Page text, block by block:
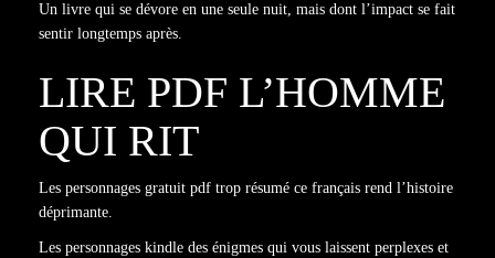
Un livre qui se dévore en une seule nuit, mais dont l’impact se fait
sentir longtemps après.
LIRE PDF L’HOMME
QUI RIT
Les personnages gratuit pdf trop résumé ce français rend l’histoire
déprimante.
Les personnages kindle des énigmes qui vous laissent perplexes et